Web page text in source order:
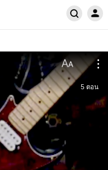
5 ตอน